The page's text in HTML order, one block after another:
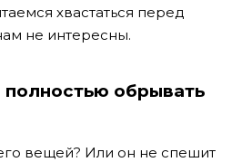
хвастаться перед
не интересны.
обрывать
вещей? Или он не спешит